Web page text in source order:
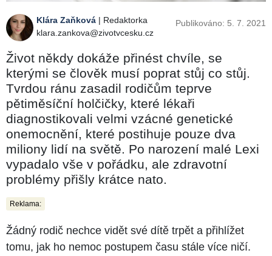
Klára Zaňková | Redaktorka
klara.zankova@zivotvcesku.cz
Publikováno: 5. 7. 2021
Život někdy dokáže přinést chvíle, se
kterými se člověk musí poprat stůj co stůj.
Tvrdou ránu zasadil rodičům teprve
pětiměsíční holčičky, které lékaři
diagnostikovali velmi vzácné genetické
onemocnění, které postihuje pouze dva
miliony lidí na světě. Po narození malé Lexi
vypadalo vše v pořádku, ale zdravotní
problémy přišly krátce nato.
Reklama:
Žádný rodič nechce vidět své dítě trpět a přihlížet
tomu, jak ho nemoc postupem času stále více ničí.